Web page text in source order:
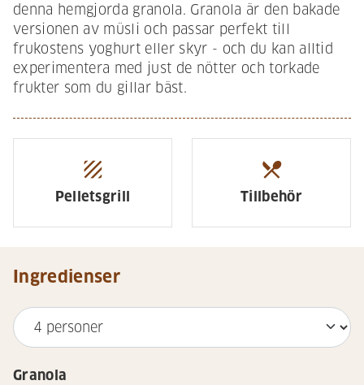
denna hemgjorda granola. Granola är den bakade
versionen av müsli och passar perfekt till
frukostens yoghurt eller skyr - och du kan alltid
experimentera med just de nötter och torkade
frukter som du gillar bäst.
texture
Pelletsgrill
restaurant_menu
Tillbehör
Ingredienser
Granola